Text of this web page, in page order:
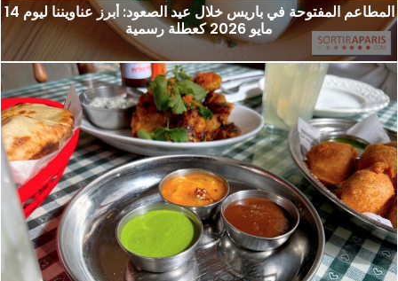
المطاعم المفتوحة في باريس خلال عيد الصعود: أبرز عناويننا ليوم 14
مايو 2026 كعطلة رسمية